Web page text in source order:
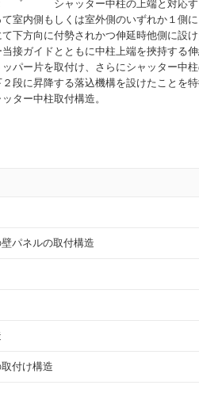
゛ シャッター中柱の上端と対応す
て室内側もしくは室外側のいずれか１側
て下方向に付勢されかつ伸延時他側に設
当接ガイドとともに中柱上端を挾持する
ッパー片を取付け、さらにシャッター中
２段に昇降する落込機構を設けたことを
ッター中柱取付構造。
パネルの取付構造
付け構造